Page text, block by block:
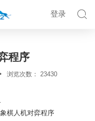

登录
程序
• 浏览次数： 23430
棋人机对弈程序